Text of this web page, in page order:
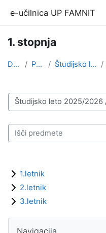
e-učilnica UP FAMNIT
1. stopnja
Domov Predmeti Študijsko leto 2025/2026
Kategorije predmetov
Išči predmete
1.letnik
2.letnik
3.letnik
Bloki
Navigacija